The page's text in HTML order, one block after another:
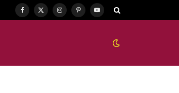
Facebook
X
InstagramPinterestYouTube